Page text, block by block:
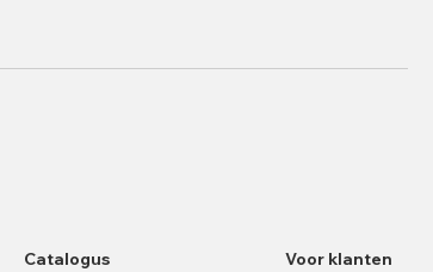
Catalogus Voor klanten